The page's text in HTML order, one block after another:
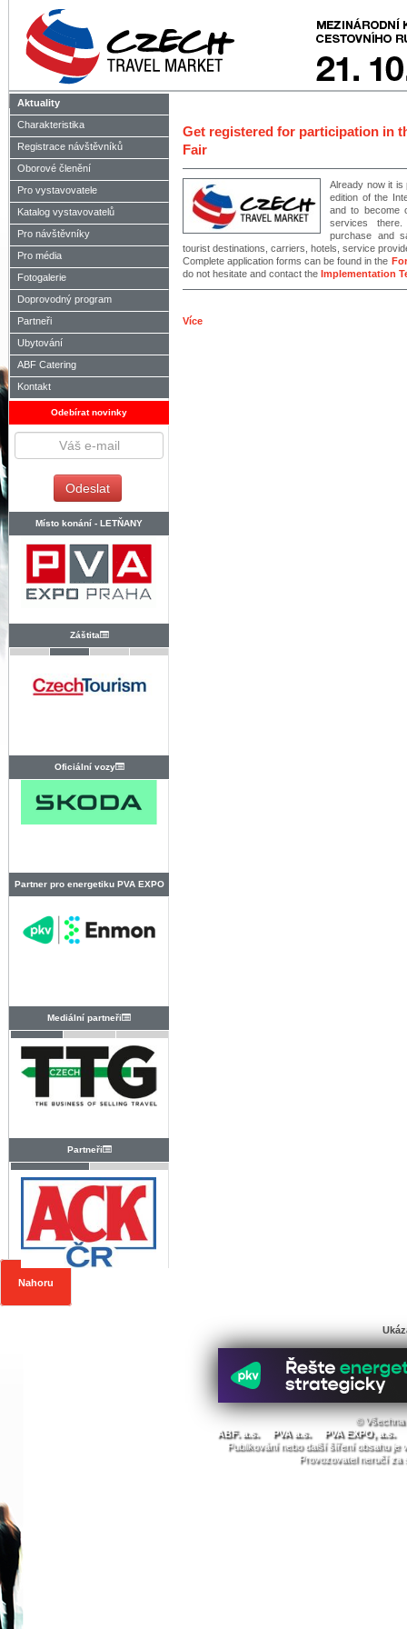
Aktuality
Charakteristika
Registrace návštěvníků
Oborové členění
Pro vystavovatele
Katalog vystavovatelů
Pro návštěvníky
Pro média
Fotogalerie
Doprovodný program
Partneři
Ubytování
ABF Catering
Kontakt
Odebírat novinky
Místo konání - LETŇANY
Záštita
Oficiální vozy
Partner pro energetiku PVA EXPO
Mediální partneři
Partneři
Get registered for participation in
Fair
Already now it is
edition of the
and to become
services
purchase and
tourist destinations, carriers, hotels, service
Complete application forms can be found in the
do not hesitate and contact the Implementation
Více
Nahoru
© Všechna
ABF. a.s.
PVA a.s.
PVA EXPO, a.s.
Publikování nebo další šíření obsahu
Provozovatel neručí za